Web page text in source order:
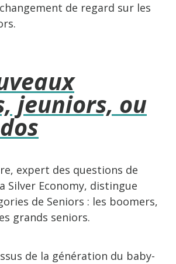
de regard sur les
jeuniors, ou
expert des questions de
Silver Economy, distingue
de Seniors : les boomers,
grands seniors.
de la génération du baby-